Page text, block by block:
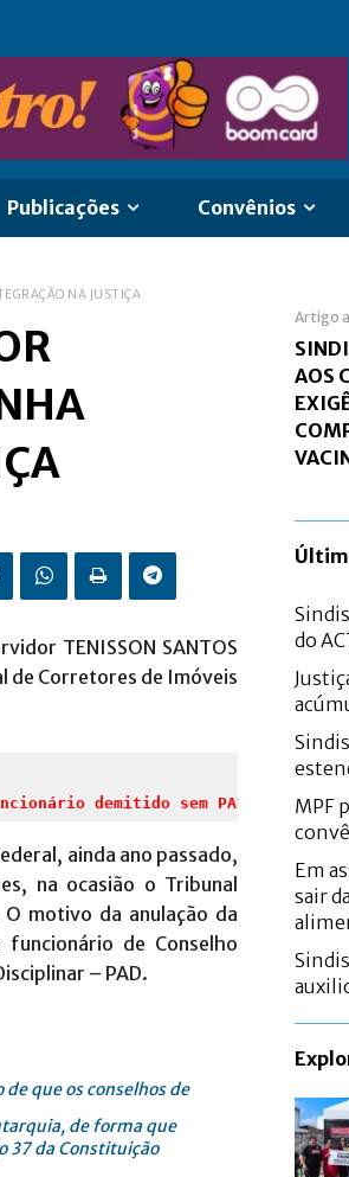
Publicações Convênios
NA JUSTIÇA
TENISSON SANTOS
de Corretores de Imóveis
demitido sem PAD
ainda ano passado,
na ocasião o Tribunal
motivo da anulação da
de Conselho
– PAD.
de que os conselhos de
de forma que
37 da Constituição
Artigo
AOS
do
MPF
Em
sair